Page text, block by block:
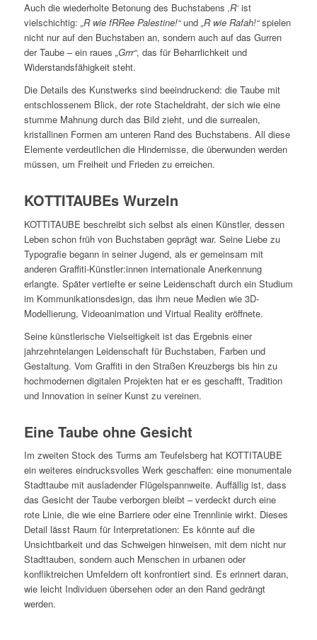
Auch die wiederholte Betonung des Buchstabens ‚R‘ist
vielschichtig: „R wie fRRee Palestine!“und „R wie Rafah!“spielen
nicht nur auf den Buchstaben an, sondern auch auf das Gurren
der Taube – ein raues „Grrr“, das für Beharrlichkeit und
Widerstandsfähigkeit steht.
Die Details des Kunstwerks sind beeindruckend: die Taube mit
entschlossenem Blick, der rote Stacheldraht, der sich wie eine
stumme Mahnung durch das Bild zieht, und die surrealen,
kristallinen Formen am unteren Rand des Buchstabens. All diese
Elemente verdeutlichen die Hindernisse, die überwunden werden
müssen, um Freiheit und Frieden zu erreichen.
KOTTITAUBEs Wurzeln
KOTTITAUBE beschreibt sich selbst als einen Künstler, dessen
Leben schon früh von Buchstaben geprägt war. Seine Liebe zu
Typografie begann in seiner Jugend, als er gemeinsam mit
anderen Graffiti-Künstler:innen internationale Anerkennung
erlangte. Später vertiefte er seine Leidenschaft durch ein Studium
im Kommunikationsdesign, das ihm neue Medien wie 3D-
Modellierung, Videoanimation und Virtual Reality eröffnete.
Seine künstlerische Vielseitigkeit ist das Ergebnis einer
jahrzehntelangen Leidenschaft für Buchstaben, Farben und
Gestaltung. Vom Graffiti in den Straßen Kreuzbergs bis hin zu
hochmodernen digitalen Projekten hat er es geschafft, Tradition
und Innovation in seiner Kunst zu vereinen.
Eine Taube ohne Gesicht
Im zweiten Stock des Turms am Teufelsberg hat KOTTITAUBE
ein weiteres eindrucksvolles Werk geschaffen: eine monumentale
Stadttaube mit ausladender Flügelspannweite. Auffällig ist, dass
das Gesicht der Taube verborgen bleibt – verdeckt durch eine
rote Linie, die wie eine Barriere oder eine Trennlinie wirkt. Dieses
Detail lässt Raum für Interpretationen: Es könnte auf die
Unsichtbarkeit und das Schweigen hinweisen, mit dem nicht nur
Stadttauben, sondern auch Menschen in urbanen oder
konfliktreichen Umfeldern oft konfrontiert sind. Es erinnert daran,
wie leicht Individuen übersehen oder an den Rand gedrängt
werden.